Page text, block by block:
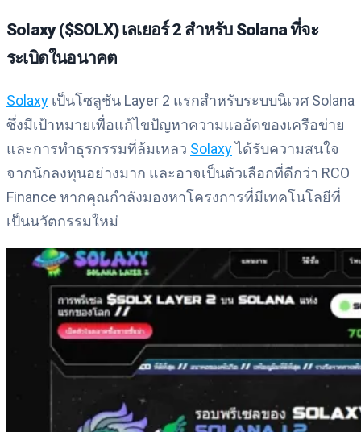
Solaxy ($SOLX) เลเยอร์ 2 สำหรับ Solana ที่จะ
ระเบิดในอนาคต
Solaxy เป็นโซลูชัน Layer 2 แรกสำหรับระบบนิเวศ Solana
ซึ่งมีเป้าหมายเพื่อแก้ไขปัญหาความแออัดของเครือข่าย
และการทำธุรกรรมที่ล้มเหลว Solaxyได้รับความสนใจ
จากนักลงทุนอย่างมาก และอาจเป็นตัวเลือกที่ดีกว่า RCO
Finance หากคุณกำลังมองหาโครงการที่มีเทคโนโลยีที่
เป็นนวัตกรรมใหม่